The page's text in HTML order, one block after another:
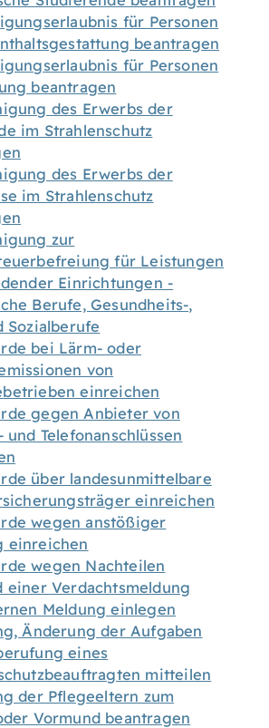
für Personen
beantragen
für Personen
beantragen
des Erwerbs der
im Strahlenschutz
des Erwerbs der
im Strahlenschutz
zur
für Leistungen
Einrichtungen -
Berufe, Gesundheits-,
Sozialberufe
bei Lärm- oder
von
einreichen
gegen Anbieter von
Telefonanschlüssen
über landesunmittelbare
einreichen
wegen anstößiger
einreichen
wegen Nachteilen
einer Verdachtsmeldung
Meldung einlegen
Änderung der Aufgaben
eines
mitteilen
der Pflegeeltern zum
Vormund beantragen